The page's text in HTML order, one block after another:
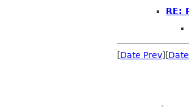
RE:
[Date Prev][